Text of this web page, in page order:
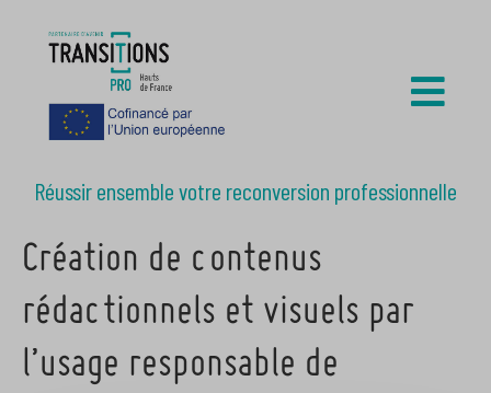
Réussir ensemble votre reconversion professionnelle
Création de contenus
rédactionnels et visuels par
l’usage responsable de